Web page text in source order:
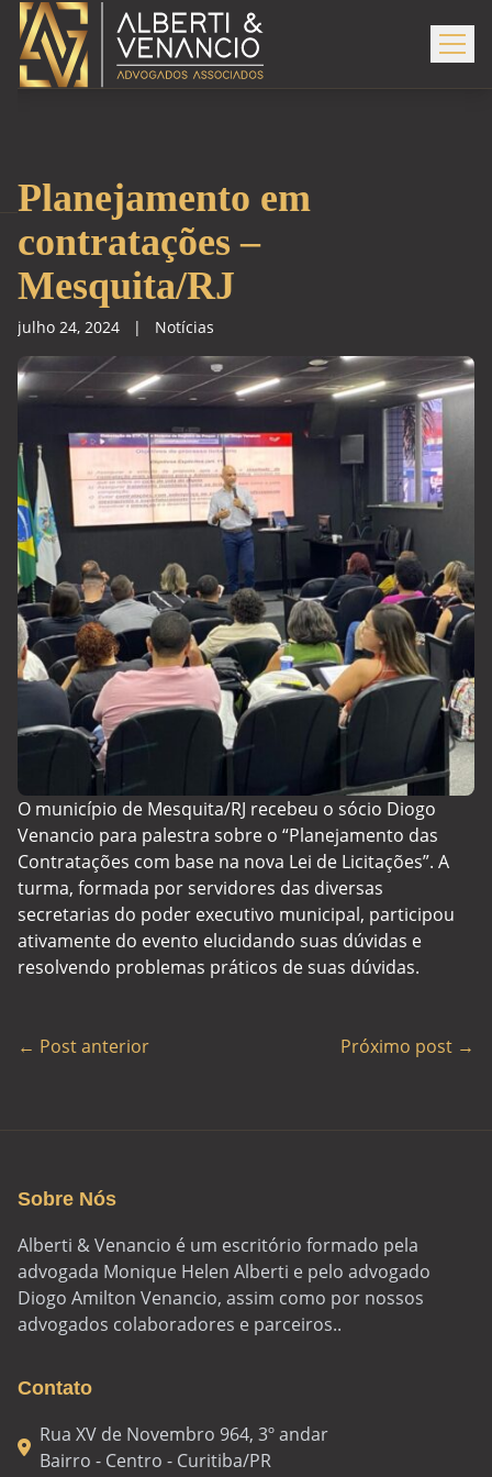
Planejamento em
contratações –
Mesquita/RJ
julho 24, 2024 | Notícias
O município de Mesquita/RJ recebeu o sócio Diogo
Venancio para palestra sobre o “Planejamento das
Contratações com base na nova Lei de Licitações”. A
turma, formada por servidores das diversas
secretarias do poder executivo municipal, participou
ativamente do evento elucidando suas dúvidas e
resolvendo problemas práticos de suas dúvidas.
← Post anterior Próximo post →
Sobre Nós
Alberti & Venancio é um escritório formado pela
advogada Monique Helen Alberti e pelo advogado
Diogo Amilton Venancio, assim como por nossos
advogados colaboradores e parceiros..
Contato
Rua XV de Novembro 964, 3º andar
Bairro - Centro - Curitiba/PR